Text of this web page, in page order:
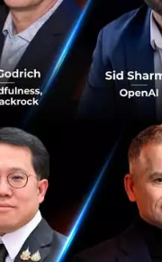
ข้อมูลเชิงลึกที่ทำให้
กิจที่เกี่ยวกับโครงสร้าง
ากสภาวะทางการเมือง
รียบเทียบสมรรถนะ
โครงการอื่นๆ ทั่วโลก
พิ่มมากขึ้นในตลาดที่